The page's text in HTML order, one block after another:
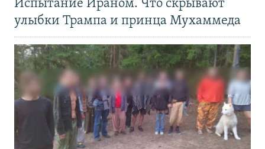
Испытание Ираном. Что скрывают
улыбки Трампа и принца Мухаммеда